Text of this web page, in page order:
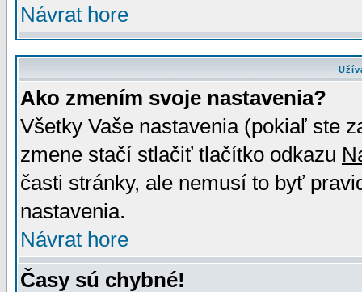
Návrat hore
Ako zmením svoje nastavenia?
Všetky Vaše nastavenia (pokiaľ ste
zmene stačí stlačiť tlačítko odkazu
časti stránky, ale nemusí to byť
nastavenia.
Návrat hore
Časy sú chybné!